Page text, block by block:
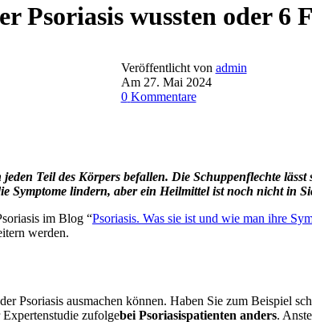
Psoriasis wussten oder 6
Veröffentlicht von admin
Am 27. Mai 2024
0 Kommentare
Teil des Körpers befallen. Die Schuppenflechte
Symptome lindern, aber ein Heilmittel ist noch nicht in
im Blog “Psoriasis. Was sie ist und wie man ihre
werden.
Psoriasis ausmachen können. Haben Sie zum Beispiel
zufolgebei Psoriasispatienten anders.